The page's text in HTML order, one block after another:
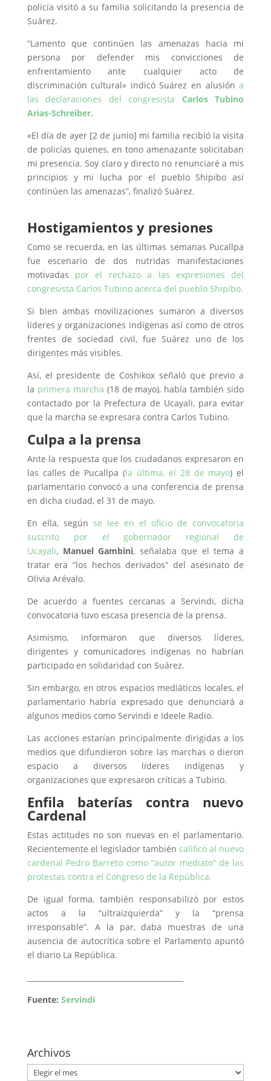
policía visitó a su familia solicitando la presencia de
Suárez.
“Lamento que continúen las amenazas hacia mi
persona por defender mis convicciones de
enfrentamiento ante cualquier acto de
discriminación cultural» indicó Suárez en alusióna
las declaraciones del congresista Carlos Tubino
Arias-Schreiber.
«El día de ayer [2 de junio] mi familia recibió la visita
de policías quienes, en tono amenazante solicitaban
mi presencia. Soy claro y directo no renunciaré a mis
principios y mi lucha por el pueblo Shipibo así
continúen las amenazas”, finalizó Suárez.
Hostigamientos y presiones
Como se recuerda, en las últimas semanas Pucallpa
fue escenario de dos nutridas manifestaciones
motivadas por el rechazo a las expresiones del
congresista Carlos Tubino acerca del pueblo Shipibo.
Si bien ambas movilizaciones sumaron a diversos
líderes y organizaciones indígenas así como de otros
frentes de sociedad civil, fue Suárez uno de los
dirigentes más visibles.
Así, el presidente de Coshikox señaló que previo a
la primera marcha (18 de mayo), había también sido
contactado por la Prefectura de Ucayali, para evitar
que la marcha se expresara contra Carlos Tubino.
Culpa a la prensa
Ante la respuesta que los ciudadanos expresaron en
las calles de Pucallpa (la última, el 28 de mayo) el
parlamentario convocó a una conferencia de prensa
en dicha ciudad, el 31 de mayo.
En ella, según se lee en el oficio de convocatoria
suscrito por el gobernador regional de
Ucayali, Manuel Gambini, señalaba que el tema a
tratar era “los hechos derivados” del asesinato de
Olivia Arévalo.
De acuerdo a fuentes cercanas a Servindi, dicha
convocatoria tuvo escasa presencia de la prensa.
Asimismo, informaron que diversos líderes,
dirigentes y comunicadores indígenas no habrían
participado en solidaridad con Suárez.
Sin embargo, en otros espacios mediáticos locales, el
parlamentario habría expresado que denunciará a
algunos medios como Servindi e Ideele Radio.
Las acciones estarían principalmente dirigidas a los
medios que difundieron sobre las marchas o dieron
espacio a diversos líderes indígenas y
organizaciones que expresaron críticas a Tubino.
Enfila baterías contra nuevo
Cardenal
Estas actitudes no son nuevas en el parlamentario.
Recientemente el legislador también calificó al nuevo
cardenal Pedro Barreto como “autor mediato” de las
protestas contra el Congreso de la República.
De igual forma, también responsabilizó por estos
actos a la “ultraizquierda” y la “prensa
irresponsable”. A la par, daba muestras de una
ausencia de autocrítica sobre el Parlamento apuntó
el diario La República.
Fuente: Servindi
Archivos
Archivos